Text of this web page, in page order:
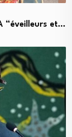
“éveilleurs et…